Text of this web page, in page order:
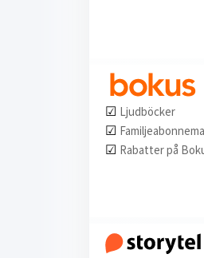
☑︎ Ljudböcker
☑︎
☑︎ Rabatter på